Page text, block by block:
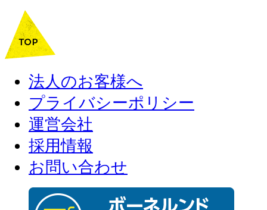
法人のお客様へ
プライバシーポリシー
運営会社
採用情報
お問い合わせ